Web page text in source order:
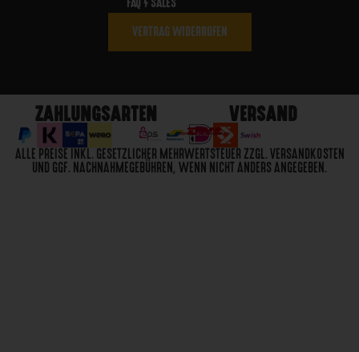
VERTRAG WIDERRUFEN
ZAHLUNGSARTEN VERSAND
ALLE PREISE INKL. GESETZLICHER MEHRWERTSTEUER ZZGL. VERSANDKOSTEN
UND GGF. NACHNAHMEGEBÜHREN, WENN NICHT ANDERS ANGEGEBEN.